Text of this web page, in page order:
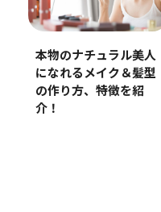
本物のナチュラル美人
になれるメイク＆髪型
の作り方、特徴を紹
介！